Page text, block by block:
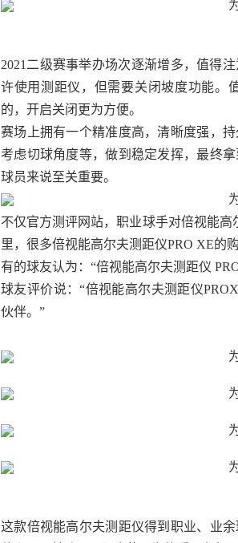
2021二级赛事举办场次逐渐增多，值得
许使用测距仪，但需要关闭坡度功能。
的，开启关闭更为方便。
赛场上拥有一个精准度高，清晰度强，
考虑切球角度等，做到稳定发挥，最终
球员来说至关重要。
不仅官方测评网站，职业球手对倍视能
里，很多倍视能高尔夫测距仪PRO XE的
有的球友认为：“倍视能高尔夫测距仪
球友评价说：“倍视能高尔夫测距仪
伙伴。”
这款倍视能高尔夫测距仪得到职业、业